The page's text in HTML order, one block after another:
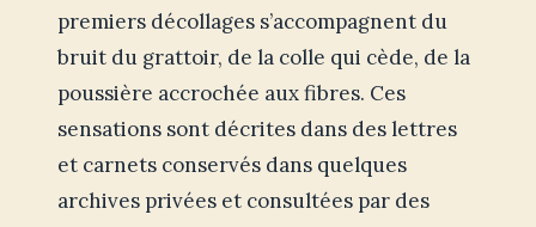
premiers décollages s’accompagnent du
bruit du grattoir, de la colle qui cède, de la
poussière accrochée aux fibres. Ces
sensations sont décrites dans des lettres
et carnets conservés dans quelques
archives privées et consultées par des